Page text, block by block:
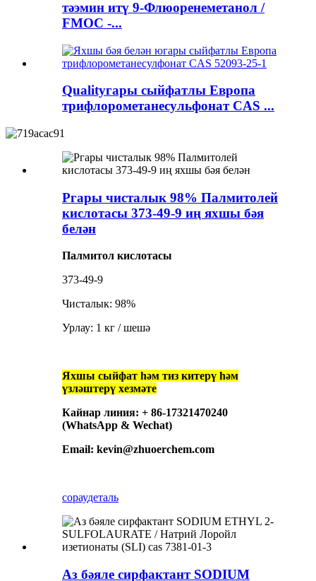
тәэмин итү 9-Флюоренеметанол /
FMOC -...
Qualityгары сыйфатлы Европа
трифлорометанесульфонат CAS ...
Pгары чисталык 98% Палмитолей
кислотасы 373-49-9 иң яхшы бәя
белән
Палмитол кислотасы
373-49-9
Чисталык: 98%
Урлау: 1 кг / шешә
Яхшы сыйфат һәм тиз китерү һәм
үзләштерү хезмәте
Кайнар линия: + 86-17321470240
(WhatsApp & Wechat)
Email: kevin@zhuoerchem.com
сораудеталь
Аз бәяле сирфактант SODIUM